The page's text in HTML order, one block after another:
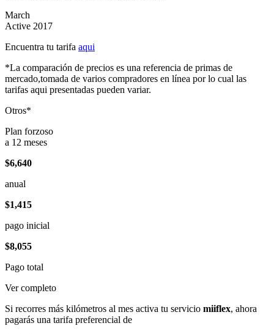
March
Active 2017
Encuentra tu tarifa aqui
*La comparación de precios es una referencia de primas de
mercado,tomada de varios compradores en línea por lo cual las
tarifas aqui presentadas pueden variar.
Otros*
Plan forzoso
a 12 meses
$6,640
anual
$1,415
pago inicial
$8,055
Pago total
Ver completo
Si recorres más kilómetros al mes activa tu servicio miiflex, ahora
pagarás una tarifa preferencial de